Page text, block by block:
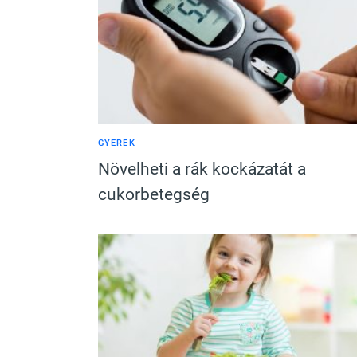
GYEREK
Növelheti a rák kockázatát a
cukorbetegség